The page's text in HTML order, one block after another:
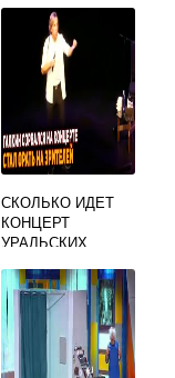
СКОЛЬКО ИДЕТ
КОНЦЕРТ
УРАЛЬСКИХ
ЕКАТЕРИНБУРГЕ
ПО ВРЕМЕНИ